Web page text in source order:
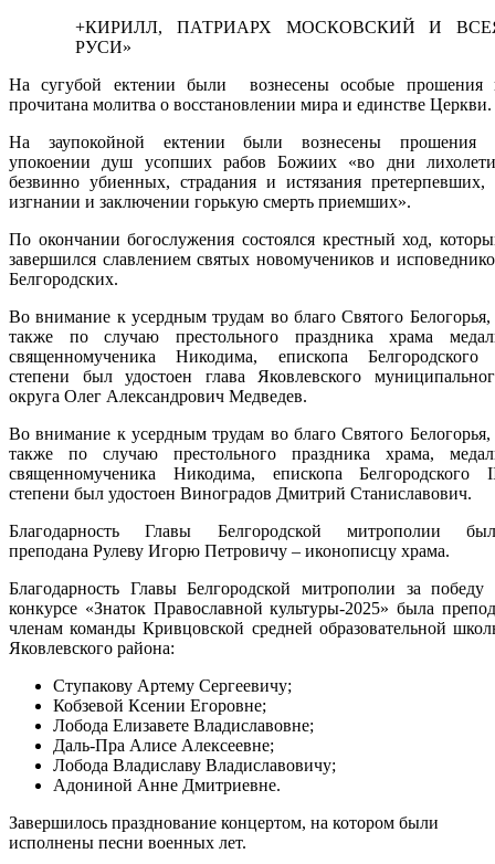
+КИРИЛЛ, ПАТРИАРХ МОСКОВСКИЙ И
РУСИ»
На сугубой ектении были вознесены особые прошения
прочитана молитва о восстановлении мира и единстве Церкви.
На заупокойной ектении были вознесены прошения
упокоении душ усопших рабов Божиих «во дни
безвинно убиенных, страдания и истязания претерпевших,
изгнании и заключении горькую смерть приемших».
По окончании богослужения состоялся крестный ход,
завершился славлением святых новомучеников и
Белгородских.
Во внимание к усердным трудам во благо Святого Белогорья,
также по случаю престольного праздника храма
священномученика Никодима, епископа
степени был удостоен глава Яковлевского
округа Олег Александрович Медведев.
Во внимание к усердным трудам во благо Святого Белогорья,
также по случаю престольного праздника храма,
священномученика Никодима, епископа Белгородского
степени был удостоен Виноградов Дмитрий Станиславович.
Благодарность Главы Белгородской митрополии
преподана Рулеву Игорю Петровичу – иконописцу храма.
Благодарность Главы Белгородской митрополии за победу
конкурсе «Знаток Православной культуры-2025» была
членам команды Кривцовской средней образовательной
Яковлевского района:
Ступакову Артему Сергеевичу;
Кобзевой Ксении Егоровне;
Лобода Елизавете Владиславовне;
Даль-Пра Алисе Алексеевне;
Лобода Владиславу Владиславовичу;
Адониной Анне Дмитриевне.
Завершилось празднование концертом, на котором были
исполнены песни военных лет.